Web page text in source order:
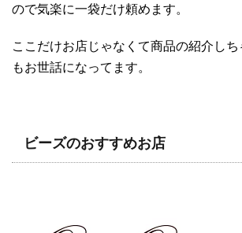
ので気楽に一袋だけ頼めます。
ここだけお店じゃなくて商品の紹介し
もお世話になってます。
ビーズのおすすめお店